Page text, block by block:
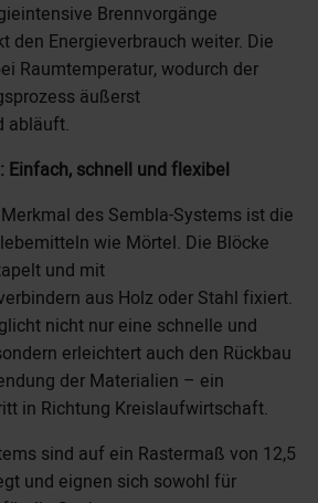
Brennvorgänge
den Energieverbrauch weiter. Die
Raumtemperatur, wodurch der
äußerst
abläuft.
Einfach, schnell und flexibel
des Sembla-Systems ist die
wie Mörtel. Die Blöcke
und mit
aus Holz oder Stahl fixiert.
nicht nur eine schnelle und
erleichtert auch den Rückbau
der Materialien – ein
in Richtung Kreislaufwirtschaft.
sind auf ein Rastermaß von 12,5
und eignen sich sowohl für